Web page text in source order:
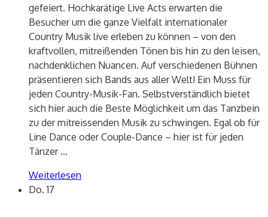
gefeiert. Hochkarätige Live Acts erwarten die
Besucher um die ganze Vielfalt internationaler
Country Musik live erleben zu können – von den
kraftvollen, mitreißenden Tönen bis hin zu den leisen,
nachdenklichen Nuancen. Auf verschiedenen Bühnen
präsentieren sich Bands aus aller Welt! Ein Muss für
jeden Country-Musik-Fan. Selbstverständlich bietet
sich hier auch die Beste Möglichkeit um das Tanzbein
zu der mitreissenden Musik zu schwingen. Egal ob für
Line Dance oder Couple-Dance – hier ist für jeden
Tänzer…
Weiterlesen
Do.17